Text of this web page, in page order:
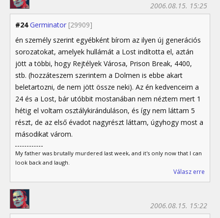
#24 Germinator [29909]
2006.08.15. 15:25
én személy szerint egyébként bírom az ilyen új generációs
sorozatokat, amelyek hullámát a Lost indította el, aztán
jött a többi, hogy Rejtélyek Városa, Prison Break, 4400,
stb. (hozzáteszem szerintem a Dolmen is ebbe akart
beletartozni, de nem jött össze neki). Az én kedvenceim a
24 és a Lost, bár utóbbit mostanában nem néztem mert 1
hétig el voltam osztálykiránduláson, és így nem láttam 5
részt, de az első évadot nagyrészt láttam, úgyhogy most a
másodikat várom.
My father was brutally murdered last week, and it's only now that I can
look back and laugh.
Válasz erre
2006.08.15. 15:22